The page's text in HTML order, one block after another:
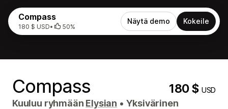
Compass
180 $ USD• 50%
Näytä demo Kokeile
Compass 180 $USD
Kuuluu ryhmään Elysian • Yksivärinen